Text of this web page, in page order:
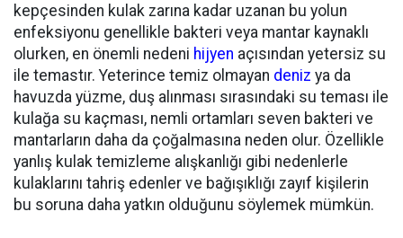
kepçesinden kulak zarına kadar uzanan bu yolun
enfeksiyonu genellikle bakteri veya mantar kaynaklı
olurken, en önemli nedeni hijyen açısından yetersiz su
ile temastır. Yeterince temiz olmayan deniz ya da
havuzda yüzme, duş alınması sırasındaki su teması ile
kulağa su kaçması, nemli ortamları seven bakteri ve
mantarların daha da çoğalmasına neden olur. Özellikle
yanlış kulak temizleme alışkanlığı gibi nedenlerle
kulaklarını tahriş edenler ve bağışıklığı zayıf kişilerin
bu soruna daha yatkın olduğunu söylemek mümkün.